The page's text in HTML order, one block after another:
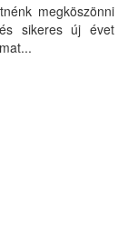
megköszönni
sikeres új évet